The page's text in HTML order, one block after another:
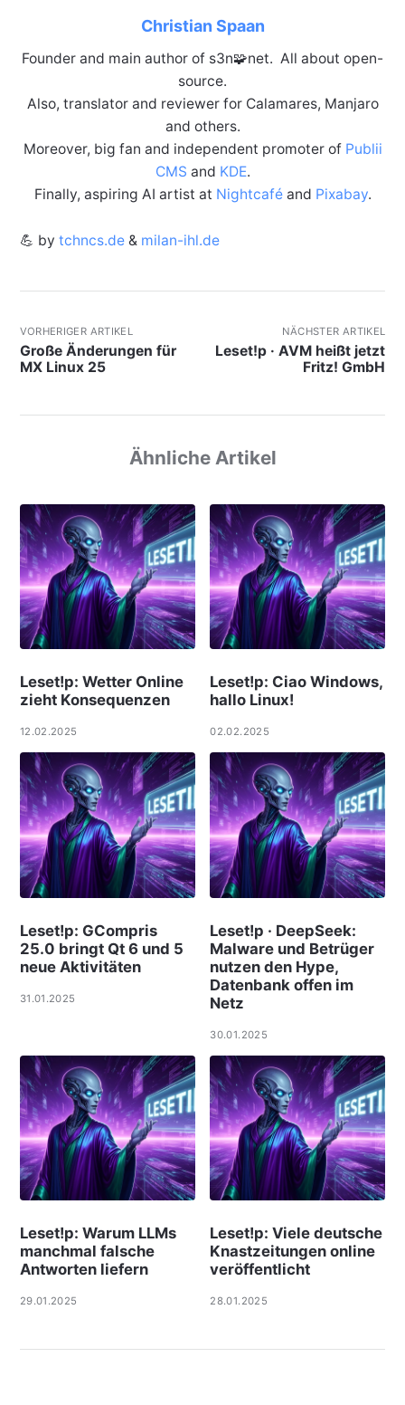
Christian Spaan
Founder and main author of s3n🧩net. All about open-
source.
Also, translator and reviewer for Calamares, Manjaro
and others.
Moreover, big fan and independent promoter of Publii
CMS and KDE.
Finally, aspiring AI artist at Nightcaféand Pixabay.
💪 by tchncs.de& milan-ihl.de
VORHERIGER ARTIKEL
Große Änderungen für
MX Linux 25
NÄCHSTER ARTIKEL
Leset!p · AVM heißt jetzt
Fritz! GmbH
Ähnliche Artikel
Leset!p: Wetter Online
zieht Konsequenzen
12.02.2025
Leset!p: Ciao Windows,
hallo Linux!
02.02.2025
Leset!p: GCompris
25.0 bringt Qt 6 und 5
neue Aktivitäten
31.01.2025
Leset!p · DeepSeek:
Malware und Betrüger
nutzen den Hype,
Datenbank offen im
Netz
30.01.2025
Leset!p: Warum LLMs
manchmal falsche
Antworten liefern
29.01.2025
Leset!p: Viele deut­sche
Knast­zei­tungen online
ver­öf­f­ent­licht
28.01.2025